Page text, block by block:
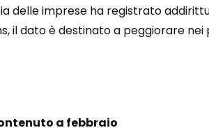
delle imprese ha registrato
il dato è destinato a peggiorare nei
a febbraio